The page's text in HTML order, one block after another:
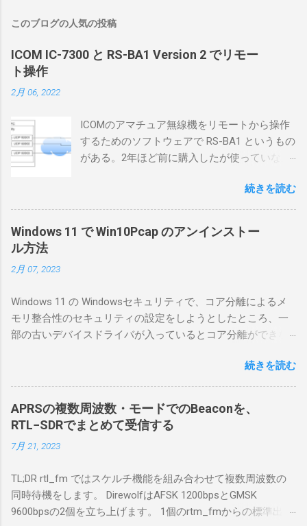
このブログの人気の投稿
ICOM IC-7300 と RS-BA1 Version 2 でリモー
ト操作
2月 06, 2022
ICOMのアマチュア無線機をリモートから操作
するためのソフトウェアで RS-BA1 というもの
がある。2年ほど前に購入したが使っていなか
としているので、リモートから操作できる無
線局構築のために、真面目に使ってみること
にした。 市販のソフトウェアだから簡単に動
くだろうと思ったのだが、ちっともそんなに
合は、下記のこれらものが必要である ICOMの
無線機。 今回は私が持っているIC-7300を使
う。 無線機側(サーバ側) のWindows PC。 今
を入れて使っている。 TPMとか入っているの
でBitLockerのDisk暗号化もでき、遠隔地で盗難
にあってもデータ流出の危険性が少ないかな
と思って。 操作側 (クライアント側) の
を使った交信を行うならば、相応なマイクな
ど。 そして、リモート操作を行うソフトウェ
アであるRS-BA1。 RS-BA1はサーバ側・クラ
イアント側の両方にインストールする。 私の
続きを読む
Windows 11 で Win10Pcap のアンインストー
ル方法
2月 07, 2023
Windows 11 の Windowsセキュリティで、コア分離によるメ
モリ整合性のセキュリティの設定をしようとしたところ、一
部の古いデバイスドライバが入っているとコア分離ができな
で利用する Win10Pcap.sys が入っているためにコア分離がで
きないとエラーが出ておりました。 アンインストールのプロ
グラムなどを走らせてもアンインストールできなかったの
で、どのように実行すればよいのか調べながら実施しまし
た。結論としては pnputil というコマンドを用いればよかった
です。 まずは管理者権限でTerminalを実行します。
PowerShellが起動しました。 適当なファイルに、現在インス
トールされているドライバを書き出す。 pnputil /enum-
drivers > inf.txt # 上記のファイルから win10pcap を探し出す
続きを読む
APRSの複数周波数・モードでのBeaconを、
RTL−SDRでまとめて受信する
7月 21, 2023
TL;DR rtl_fm ではスケルチ機能を組み合わせて複数周波数の
同時待機をします。 DirewolfはAFSK 1200bpsとGMSK
9600bpsの2個を立ち上げます。 1個のrtm_fmからの標準出力